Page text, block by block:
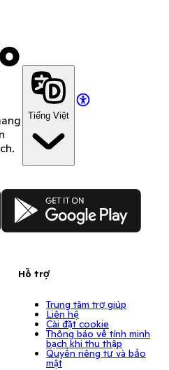
Tiếng Việt
Google Play
Hỗ trợ
Trung tâm trợ giúp
Liên hệ
Cài đặt cookie
Thông báo về tính minh
bạch khi thu thập
Quyền riêng tư và bảo
mật